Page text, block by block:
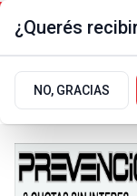
¿Querés
NO, GRACIAS